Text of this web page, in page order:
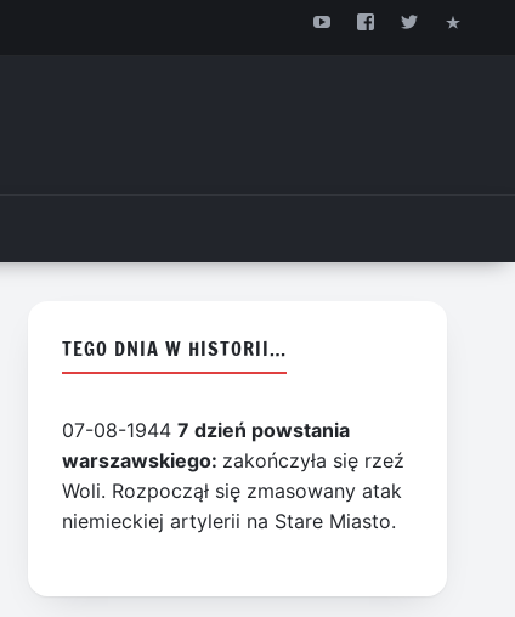
TEGO DNIA W HISTORII…
07-08-19447 dzień powstania
warszawskiego: zakończyła się rzeź
Woli. Rozpoczął się zmasowany atak
niemieckiej artylerii na Stare Miasto.